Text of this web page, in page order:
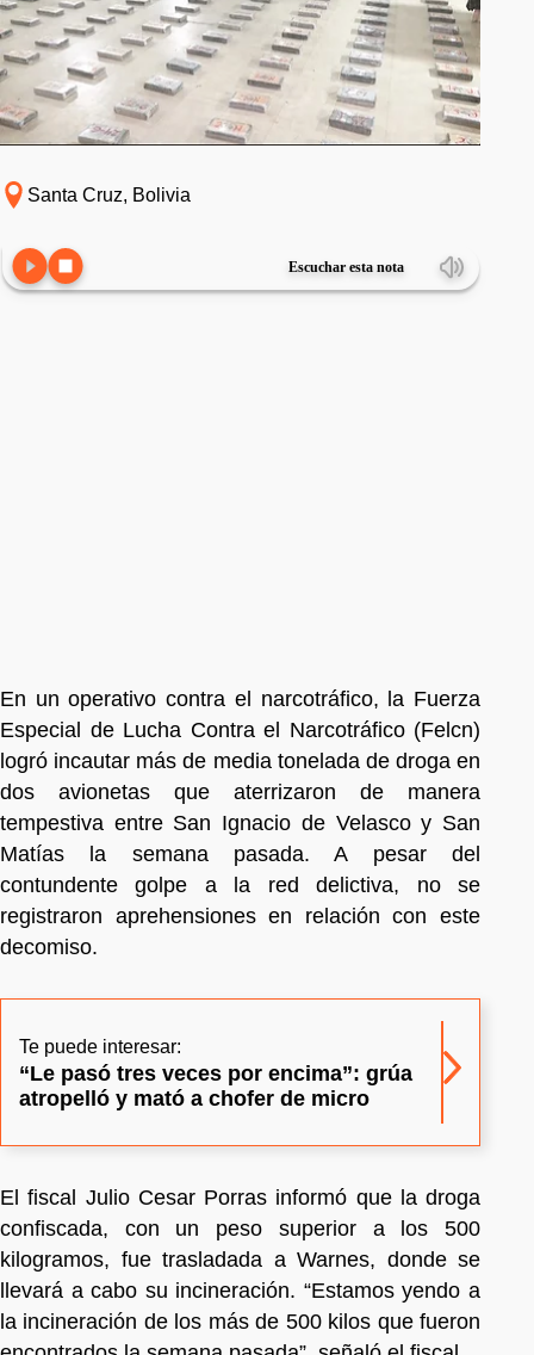
Santa Cruz, Bolivia
Escuchar esta nota
En un operativo contra el narcotráfico, la Fuerza
Especial de Lucha Contra el Narcotráfico (Felcn)
logró incautar más de media tonelada de droga en
dos avionetas que aterrizaron de manera
tempestiva entre San Ignacio de Velasco y San
Matías la semana pasada. A pesar del
contundente golpe a la red delictiva, no se
registraron aprehensiones en relación con este
decomiso.
Te puede interesar:
“Le pasó tres veces por encima”: grúa
atropelló y mató a chofer de micro
El fiscal Julio Cesar Porras informó que la droga
confiscada, con un peso superior a los 500
kilogramos, fue trasladada a Warnes, donde se
llevará a cabo su incineración. “Estamos yendo a
la incineración de los más de 500 kilos que fueron